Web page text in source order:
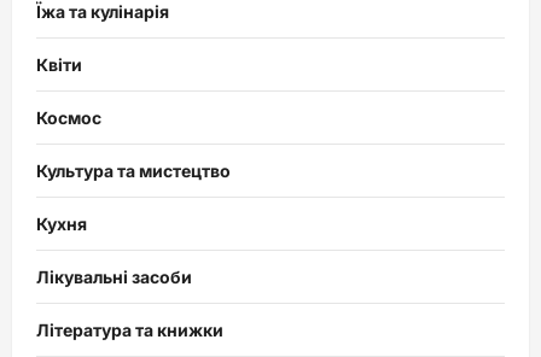
Їжа та кулінарія
Квіти
Космос
Культура та мистецтво
Кухня
Лікувальні засоби
Література та книжки